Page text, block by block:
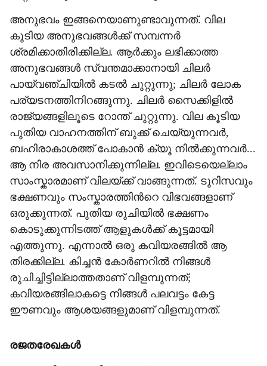
അനുഭവം ഇങ്ങനെയാണുണ്ടാവുന്നത്. വില
കൂടിയ അനുഭവങ്ങൾക്ക് സമ്പന്നർ
ശ്രമിക്കാതിരിക്കില്ല. ആർക്കും ലഭിക്കാത്ത
അനുഭവങ്ങൾ സ്വന്തമാക്കാനായി ചിലർ
പായ്‌വഞ്ചിയിൽ കടൽ ചുറ്റുന്നു; ചിലർ ലോക
പര്യടനത്തിനിറങ്ങുന്നു. ചിലർ സൈക്കിളിൽ
രാജ്യങ്ങളിലൂടെ റോന്ത് ചുറ്റുന്നു. വില കൂടിയ
പുതിയ വാഹനത്തിന് ബുക്ക് ചെയ്യുന്നവർ,
ബഹിരാകാശത്ത് പോകാൻ ക്യൂ നിൽക്കുന്നവർ...
ആ നിര അവസാനിക്കുന്നില്ല. ഇവിടെയെല്ലാം
സാംസ്കാരമാണ് വിലയ്ക്ക് വാങ്ങുന്നത്. ടൂറിസവും
ഭക്ഷണവും സംസ്കാരത്തിന്‍റെ വിഭവങ്ങളാണ്
ഒരുക്കുന്നത്. പുതിയ രുചിയിൽ ഭക്ഷണം
കൊടുക്കുന്നിടത്ത് ആളുകൾക്ക് കൂട്ടമായി
എത്തുന്നു. എന്നാൽ ഒരു കവിയരങ്ങിൽ ആ
തിരക്കില്ല. കിച്ചൻ കോർണറിൽ നിങ്ങൾ
രുചിച്ചിട്ടില്ലാത്തതാണ് വിളമ്പുന്നത്;
കവിയരങ്ങിലാകട്ടെ നിങ്ങൾ പലവട്ടം കേട്ട
ഈണവും ആശയങ്ങളുമാണ് വിളമ്പുന്നത്.
രജതരേഖകൾ